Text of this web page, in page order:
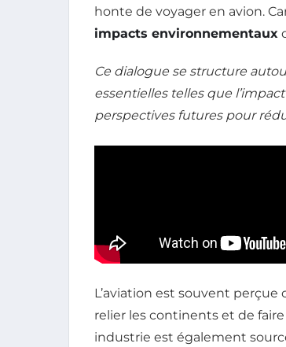
honte de voyager en avion.
impacts environnementaux
Ce dialogue se structure
essentielles telles que
perspectives futures pour
L’aviation est souvent
relier les continents et de
industrie est également